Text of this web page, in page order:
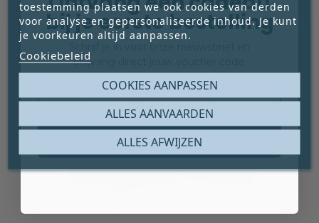
toestemming plaatsen we ook cookies van derden
voor analyse en gepersonaliseerde inhoud. Je kunt
je voorkeuren altijd aanpassen.
Cookiebeleid
COOKIES AANPASSEN
ALLES AFWIJZEN
ALLES AANVAARDEN
bij je eerste bestelling
ontvang direct jouw voucher code.
Claim mijn gratis cadeau